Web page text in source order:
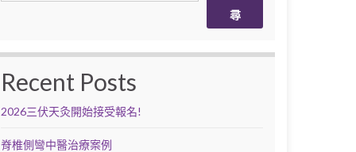
尋
Recent Posts
2026三伏天灸開始接受報名!
脊椎側彎中醫治療案例